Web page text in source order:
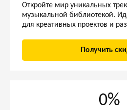
Откройте мир уникальных
музыкальной библиотекой.
для креативных проектов и
Получить
0%